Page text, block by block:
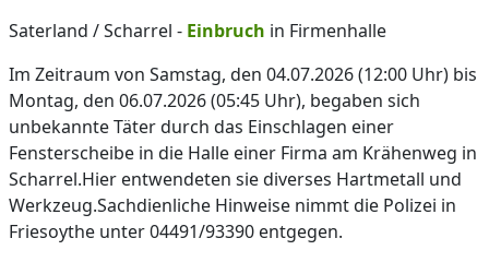
Saterland / Scharrel - Einbruch in Firmenhalle
Im Zeitraum von Samstag, den 04.07.2026 (12:00 Uhr) bis
Montag, den 06.07.2026 (05:45 Uhr), begaben sich
unbekannte Täter durch das Einschlagen einer
Fensterscheibe in die Halle einer Firma am Krähenweg in
Scharrel.Hier entwendeten sie diverses Hartmetall und
Werkzeug.Sachdienliche Hinweise nimmt die Polizei in
Friesoythe unter 04491/93390 entgegen.